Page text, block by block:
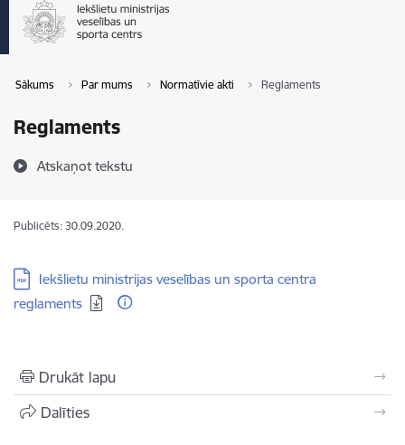
Sākums Par mums Normatīvie akti Reglaments
Reglaments
Atskaņot tekstu
Publicēts: 30.09.2020.
Lejupielādēt:
Iekšlietu ministrijas veselības un sporta centra
reglaments
Drukāt lapu
Dalīties